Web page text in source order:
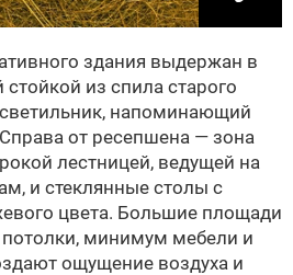
здания выдержан в
из спила старого
напоминающий
от ресепшена — зона
лестницей, ведущей на
и стеклянные столы с
цвета. Большие площади
потолки, минимум мебели и
ощущение воздуха и